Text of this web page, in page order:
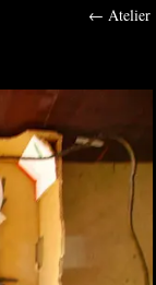
← Atelier